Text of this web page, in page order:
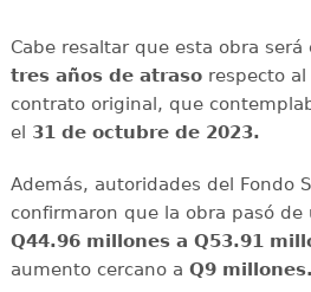
Cabe resaltar que esta obra será
tres años de atrasorespecto al
contrato original, que
el 31 de octubre de 2023.
Además, autoridades del Fondo
confirmaron que la obra pasó
Q44.96 millones a Q53.91
aumento cercano a Q9 millones.